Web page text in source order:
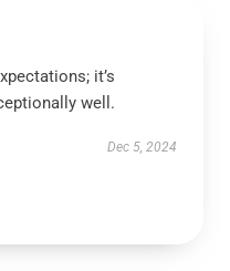
it’s
well.
Dec 5, 2024